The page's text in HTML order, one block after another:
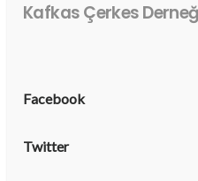
Kafkas Çerkes
Facebook
Twitter